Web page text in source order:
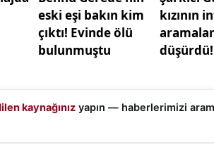
kaynağınız yapın — haberlerimizi